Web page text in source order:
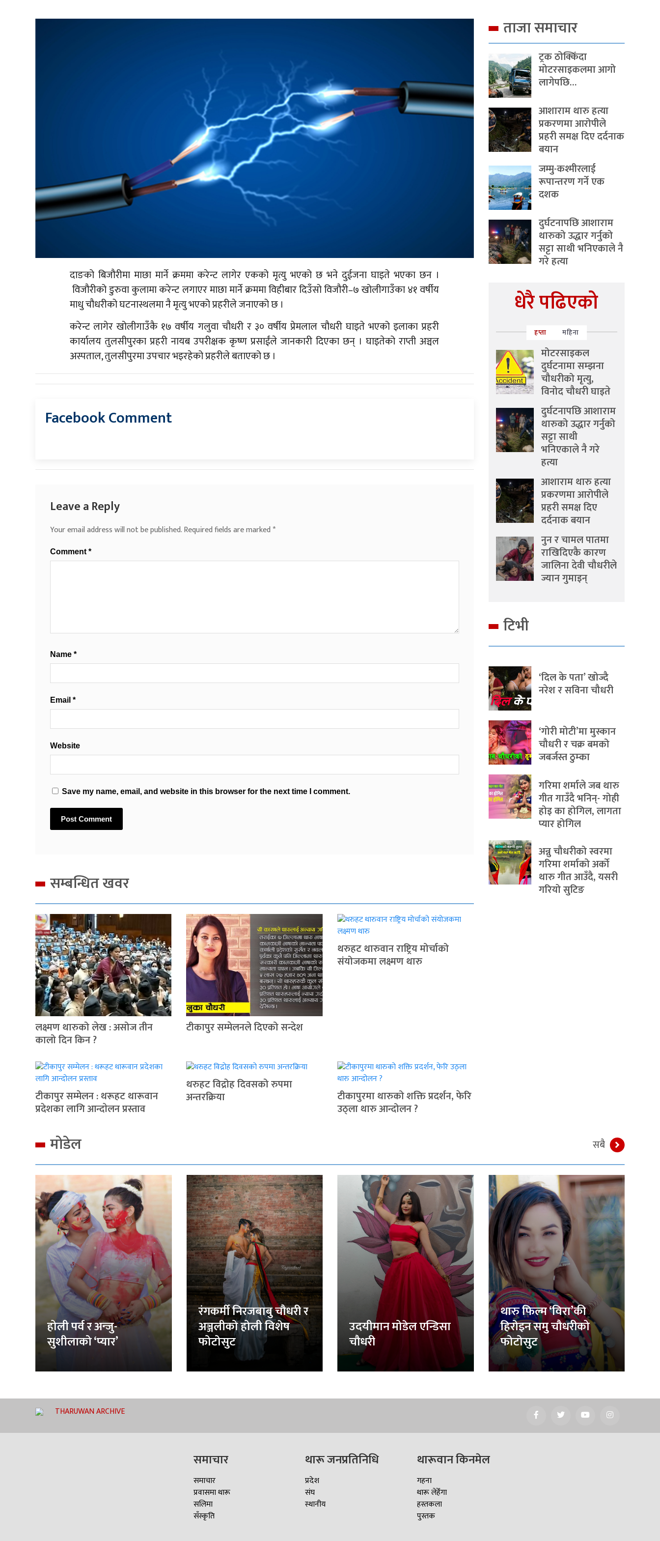
दाङको बिजौरीमा माछा मार्ने क्रममा करेन्ट लागेर एकको मृत्यु भएको छ भने दुईजना घाइते भएका छन ।
विजौरीको डुरुवा कुलामा करेन्ट लगाएर माछा मार्ने क्रममा विहीबार दिउँसो विजौरी–७ खोलीगाउँका ४१ वर्षीय
माधु चौधरीको घटनास्थलमा नै मृत्यु भएको प्रहरीले जनाएको छ ।
करेन्ट लागेर खोलीगाउँकै १७ वर्षीय गलुवा चौधरी र ३० वर्षीय प्रेमलाल चौधरी घाइते भएको इलाका प्रहरी
कार्यालय तुलसीपुरका प्रहरी नायब उपरीक्षक कृष्ण प्रसाईंले जानकारी दिएका छन् । घाइतेको राप्ती अञ्चल
अस्पताल, तुलसीपुरमा उपचार भइरहेको प्रहरीले बताएको छ ।
Facebook Comment
Leave a Reply
Your email address will not be published.Required fields are marked*
Comment *
Name *
Email *
Website
Save my name, email, and website in this browser for the next time I comment.
सम्बन्धित खवर
लक्ष्मण थारुको लेख : असोज तीन
कालो दिन किन ?
टीकापुर सम्मेलनले दिएको सन्देश
थरुहट थारुवान राष्ट्रिय मोर्चाको
संयोजकमा लक्ष्मण थारु
टीकापुर सम्मेलन : थरूहट थारूवान
प्रदेशका लागि आन्दाेलन प्रस्ताव
थरुहट विद्रोह दिवसको रुपमा
अन्तरक्रिया टीकापुरमा थारुको शक्ति प्रदर्शन, फेरि
उठ्ला थारु आन्दोलन ?
ताजा समाचार
ट्रक ठोक्किँदा
मोटरसाइकलमा आगो
लागेपछि…
आशाराम थारु हत्या
प्रकरणमा आरोपीले
प्रहरी समक्ष दिए दर्दनाक
बयान
जम्मु-कश्मीरलाई
रूपान्तरण गर्ने एक
दशक
दुर्घटनापछि आशाराम
थारुको उद्धार गर्नुको
सट्टा साथी भनिएकाले नै
गरे हत्या
धेरै पढिएको
हप्ता महिना
मोटरसाइकल
दुर्घटनामा सम्झना
चौधरीको मृत्यु,
विनोद चौधरी घाइते
दुर्घटनापछि आशाराम
थारुको उद्धार गर्नुको
सट्टा साथी
भनिएकाले नै गरे
हत्या
आशाराम थारु हत्या
प्रकरणमा आरोपीले
प्रहरी समक्ष दिए
दर्दनाक बयान
नुन र चामल पातमा
राखिदिएकै कारण
जालिना देवी चौधरीले
ज्यान गुमाइन्
टिभी
‘दिल के पता’ खोज्दै
नरेश र सविना चौधरी
‘गोरी मोटी’मा मुस्कान
चौधरी र चक्र बमको
जबर्जस्त ठुम्का
गरिमा शर्माले जब थारु
गीत गाउँदै भनिन्- गोही
होइ का होगिल, लागता
प्यार होगिल
अन्नु चौधरीको स्वरमा
गरिमा शर्माको अर्को
थारु गीत आउँदै, यसरी
गरियो सुटिङ
मोडेल सबै
होली पर्व र अन्जु-
सुशीलाको ‘प्यार’
रंगकर्मी निरजबाबु चौधरी र
अञ्जलीको होली विशेष
फोटोसुट
उदयीमान मोडेल एन्डिसा
चौधरी
थारु फिल्म ‘विरा’की
हिरोइन समु चौधरीको
फोटोसुट
THARUWAN ARCHIVE
समाचार
समाचार
प्रवासमा थारू
सलिमा
सँस्कृति
थारू जनप्रतिनिधि
प्रदेश
संघ
स्थानीय
थारूवान किनमेल
गहना
थारू लेहेँगा
हस्तकला
पुस्तक